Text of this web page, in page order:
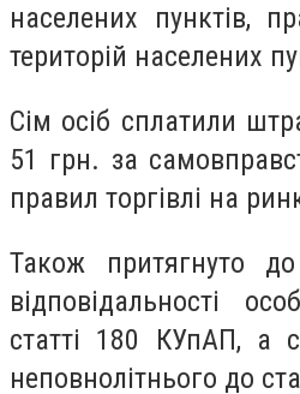
населених пунктів,
територій населених
Сім осіб сплатили
51 грн. за
правил торгівлі на
Також притягнуто до
відповідальності
статті 180 КУпАП, а
неповнолітнього до